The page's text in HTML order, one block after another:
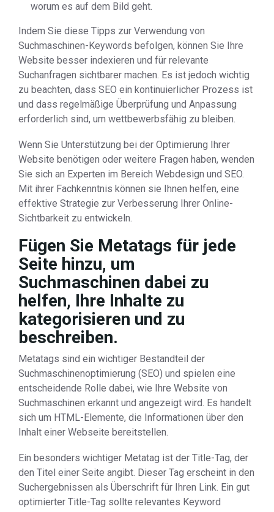
worum es auf dem Bild geht.
Indem Sie diese Tipps zur Verwendung von
Suchmaschinen-Keywords befolgen, können Sie Ihre
Website besser indexieren und für relevante
Suchanfragen sichtbarer machen. Es ist jedoch wichtig
zu beachten, dass SEO ein kontinuierlicher Prozess ist
und dass regelmäßige Überprüfung und Anpassung
erforderlich sind, um wettbewerbsfähig zu bleiben.
Wenn Sie Unterstützung bei der Optimierung Ihrer
Website benötigen oder weitere Fragen haben, wenden
Sie sich an Experten im Bereich Webdesign und SEO.
Mit ihrer Fachkenntnis können sie Ihnen helfen, eine
effektive Strategie zur Verbesserung Ihrer Online-
Sichtbarkeit zu entwickeln.
Fügen Sie Metatags für jede
Seite hinzu, um
Suchmaschinen dabei zu
helfen, Ihre Inhalte zu
kategorisieren und zu
beschreiben.
Metatags sind ein wichtiger Bestandteil der
Suchmaschinenoptimierung (SEO) und spielen eine
entscheidende Rolle dabei, wie Ihre Website von
Suchmaschinen erkannt und angezeigt wird. Es handelt
sich um HTML-Elemente, die Informationen über den
Inhalt einer Webseite bereitstellen.
Ein besonders wichtiger Metatag ist der Title-Tag, der
den Titel einer Seite angibt. Dieser Tag erscheint in den
Suchergebnissen als Überschrift für Ihren Link. Ein gut
optimierter Title-Tag sollte relevantes Keyword